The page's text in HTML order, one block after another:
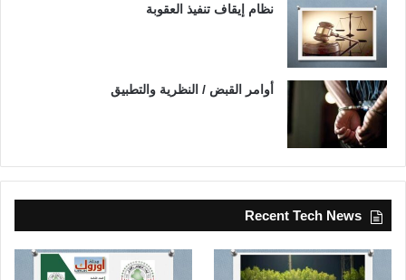
نظام إيقاف تنفيذ العقوبة
أوامر القبض / النظرية والتطبيق
Recent Tech News